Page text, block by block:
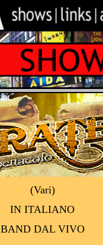
(Vari)
IN ITALIANO
BAND DAL VIVO